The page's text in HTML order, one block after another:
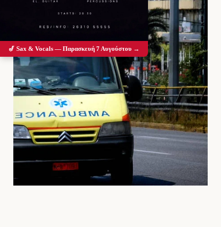
🎷 Sax & Vocals — Παρασκευή 7 Αυγούστου →